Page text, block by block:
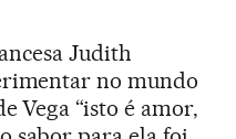
Judith
no mundo
Vega “isto é amor,